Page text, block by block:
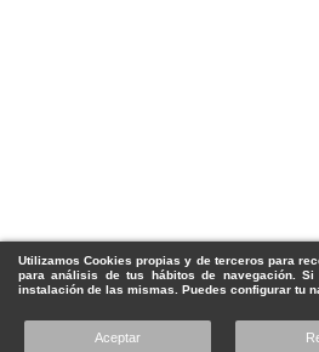
Utilizamos Cookies propias y de terceros para
para análisis de tus hábitos de navegación.
instalación de las mismas. Puedes configurar tu
Aceptar